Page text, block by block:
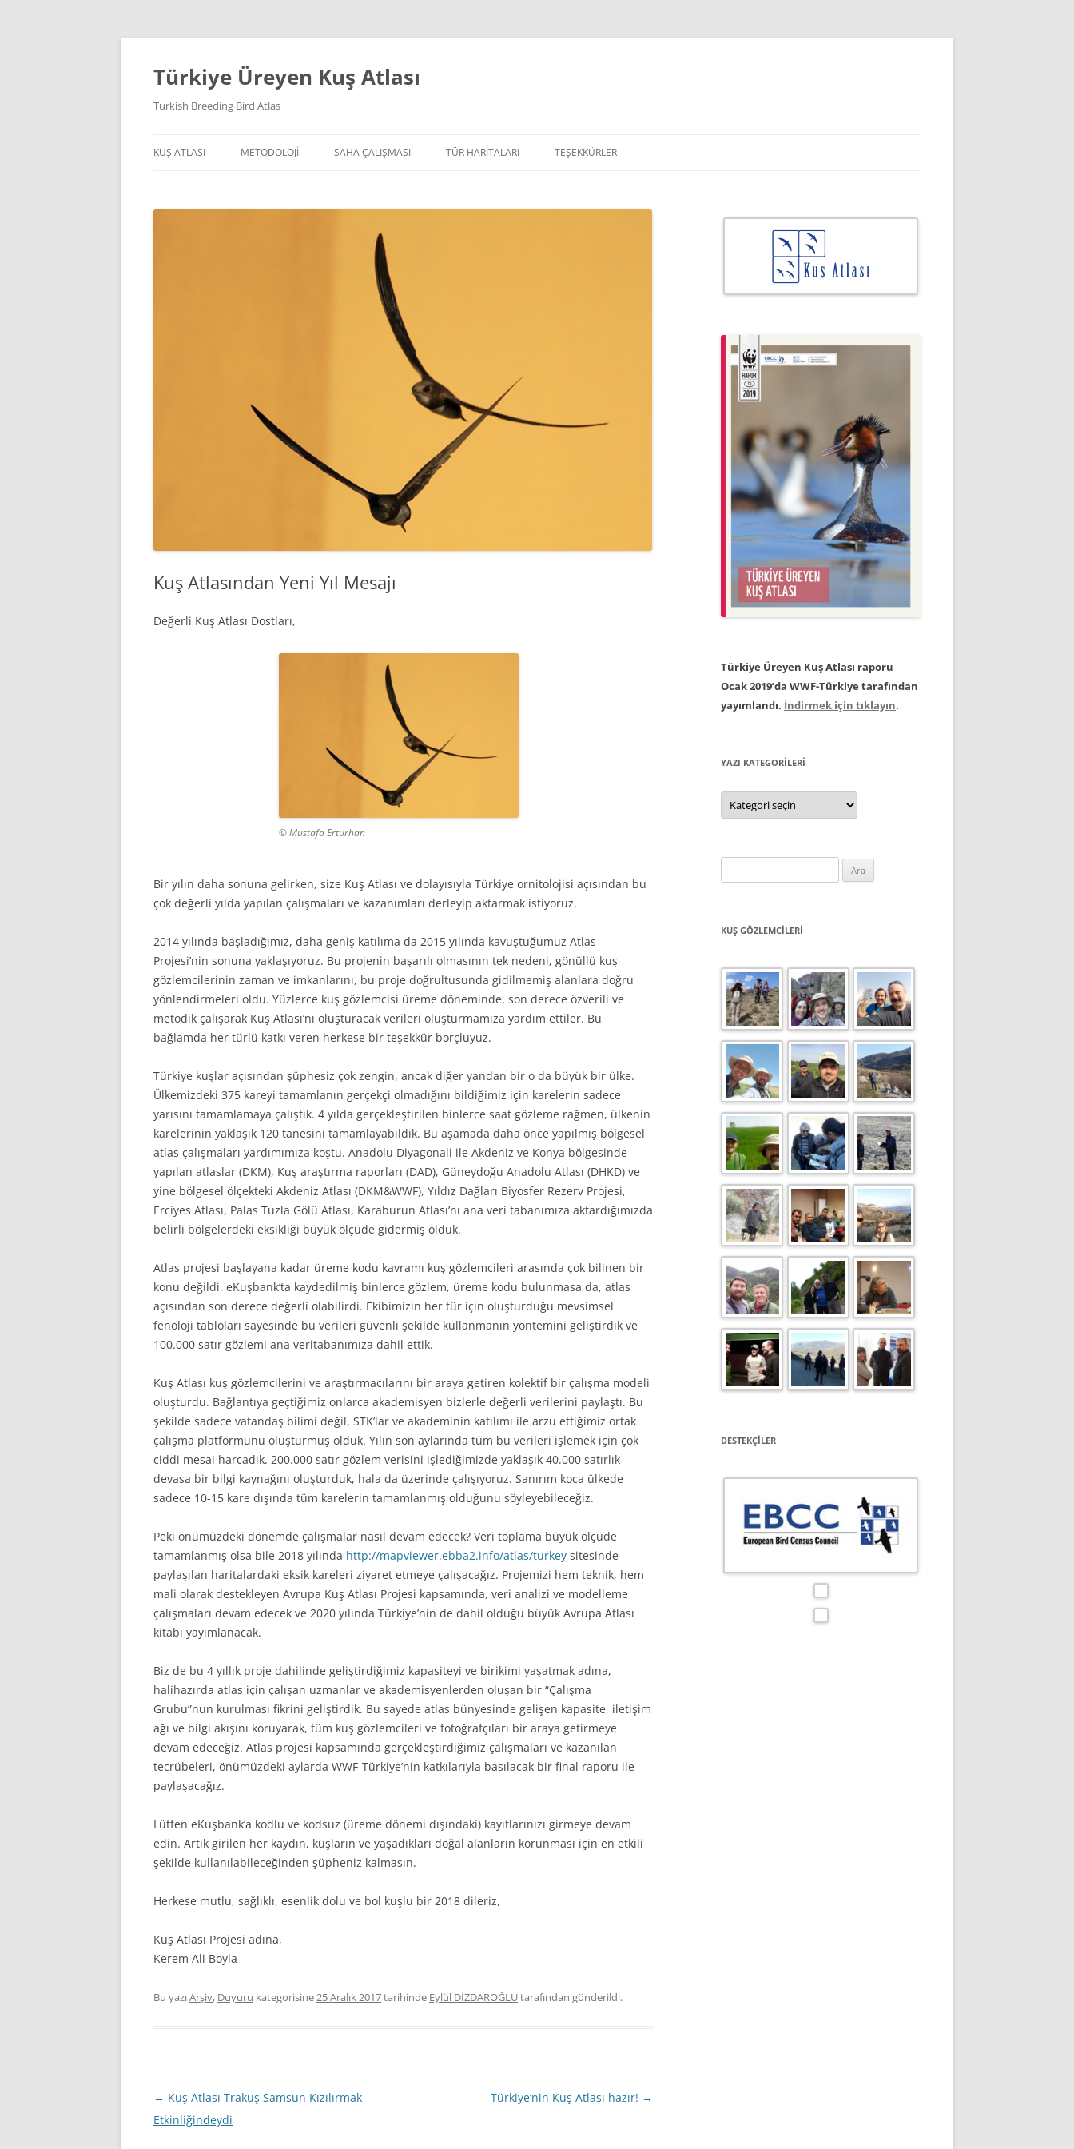
İçeriğe
Türkiye Üreyen Kuş Atlası
Turkish Breeding Bird Atlas
KUŞ ATLASI METODOLOJI SAHA ÇALIŞMASI TÜR HARITALARI
BATAKLIK KUŞLARI
KIYI KUŞLARI
MARTIGILLER
TEŞEKKÜRLER
Kuş Atlasından Yeni Yıl Mesajı
Değerli Kuş Atlası Dostları,
© Mustafa Erturhan
Bir yılın daha sonuna gelirken, size Kuş Atlası ve dolayısıyla Türkiye ornitolojisi açısından bu
çok değerli yılda yapılan çalışmaları ve kazanımları derleyip aktarmak istiyoruz.
2014 yılında başladığımız, daha geniş katılıma da 2015 yılında kavuştuğumuz Atlas
Projesi’nin sonuna yaklaşıyoruz. Bu projenin başarılı olmasının tek nedeni, gönüllü kuş
gözlemcilerinin zaman ve imkanlarını, bu proje doğrultusunda gidilmemiş alanlara doğru
yönlendirmeleri oldu. Yüzlerce kuş gözlemcisi üreme döneminde, son derece özverili ve
metodik çalışarak Kuş Atlası’nı oluşturacak verileri oluşturmamıza yardım ettiler. Bu
bağlamda her türlü katkı veren herkese bir teşekkür borçluyuz.
Türkiye kuşlar açısından şüphesiz çok zengin, ancak diğer yandan bir o da büyük bir ülke.
Ülkemizdeki 375 kareyi tamamlanın gerçekçi olmadığını bildiğimiz için karelerin sadece
yarısını tamamlamaya çalıştık. 4 yılda gerçekleştirilen binlerce saat gözleme rağmen, ülkenin
karelerinin yaklaşık 120 tanesini tamamlayabildik. Bu aşamada daha önce yapılmış bölgesel
atlas çalışmaları yardımımıza koştu. Anadolu Diyagonali ile Akdeniz ve Konya bölgesinde
yapılan atlaslar (DKM), Kuş araştırma raporları (DAD), Güneydoğu Anadolu Atlası (DHKD) ve
yine bölgesel ölçekteki Akdeniz Atlası (DKM&WWF), Yıldız Dağları Biyosfer Rezerv Projesi,
Erciyes Atlası, Palas Tuzla Gölü Atlası, Karaburun Atlası’nı ana veri tabanımıza aktardığımızda
belirli bölgelerdeki eksikliği büyük ölçüde gidermiş olduk.
Atlas projesi başlayana kadar üreme kodu kavramı kuş gözlemcileri arasında çok bilinen bir
konu değildi. eKuşbank’ta kaydedilmiş binlerce gözlem, üreme kodu bulunmasa da, atlas
açısından son derece değerli olabilirdi. Ekibimizin her tür için oluşturduğu mevsimsel
fenoloji tabloları sayesinde bu verileri güvenli şekilde kullanmanın yöntemini geliştirdik ve
100.000 satır gözlemi ana veritabanımıza dahil ettik.
Kuş Atlası kuş gözlemcilerini ve araştırmacılarını bir araya getiren kolektif bir çalışma modeli
oluşturdu. Bağlantıya geçtiğimiz onlarca akademisyen bizlerle değerli verilerini paylaştı. Bu
şekilde sadece vatandaş bilimi değil, STK’lar ve akademinin katılımı ile arzu ettiğimiz ortak
çalışma platformunu oluşturmuş olduk. Yılın son aylarında tüm bu verileri işlemek için çok
ciddi mesai harcadık. 200.000 satır gözlem verisini işlediğimizde yaklaşık 40.000 satırlık
devasa bir bilgi kaynağını oluşturduk, hala da üzerinde çalışıyoruz. Sanırım koca ülkede
sadece 10-15 kare dışında tüm karelerin tamamlanmış olduğunu söyleyebileceğiz.
Peki önümüzdeki dönemde çalışmalar nasıl devam edecek? Veri toplama büyük ölçüde
tamamlanmış olsa bile 2018 yılında http://mapviewer.ebba2.info/atlas/turkey sitesinde
paylaşılan haritalardaki eksik kareleri ziyaret etmeye çalışacağız. Projemizi hem teknik, hem
mali olarak destekleyen Avrupa Kuş Atlası Projesi kapsamında, veri analizi ve modelleme
çalışmaları devam edecek ve 2020 yılında Türkiye’nin de dahil olduğu büyük Avrupa Atlası
kitabı yayımlanacak.
Biz de bu 4 yıllık proje dahilinde geliştirdiğimiz kapasiteyi ve birikimi yaşatmak adına,
halihazırda atlas için çalışan uzmanlar ve akademisyenlerden oluşan bir “Çalışma
Grubu”nun kurulması fikrini geliştirdik. Bu sayede atlas bünyesinde gelişen kapasite, iletişim
ağı ve bilgi akışını koruyarak, tüm kuş gözlemcileri ve fotoğrafçıları bir araya getirmeye
devam edeceğiz. Atlas projesi kapsamında gerçekleştirdiğimiz çalışmaları ve kazanılan
tecrübeleri, önümüzdeki aylarda WWF-Türkiye’nin katkılarıyla basılacak bir final raporu ile
paylaşacağız.
Lütfen eKuşbank’a kodlu ve kodsuz (üreme dönemi dışındaki) kayıtlarınızı girmeye devam
edin. Artık girilen her kaydın, kuşların ve yaşadıkları doğal alanların korunması için en etkili
şekilde kullanılabileceğinden şüpheniz kalmasın.
Herkese mutlu, sağlıklı, esenlik dolu ve bol kuşlu bir 2018 dileriz,
Kuş Atlası Projesi adına,
Kerem Ali Boyla
Bu yazıArşiv, Duyuru kategorisine25 Aralık 2017tarihinde Eylül DİZDAROĞLUtarafından gönderildi.
Yazı
dolaşımı
← Kuş Atlası Trakuş Samsun Kızılırmak
Etkinliğindeydi
Türkiye’nin Kuş Atlası hazır! →
Türkiye Üreyen Kuş Atlası raporu
Ocak 2019’da WWF-Türkiye tarafından
yayımlandı. İndirmek için tıklayın.
YAZI KATEGORILERI
Yazı
Kategorileri
KUŞ GÖZLEMCILERI
DESTEKÇILER